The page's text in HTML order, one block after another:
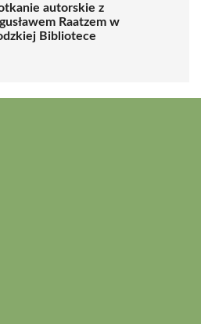
autorskie z
Raatzem w
Bibliotece